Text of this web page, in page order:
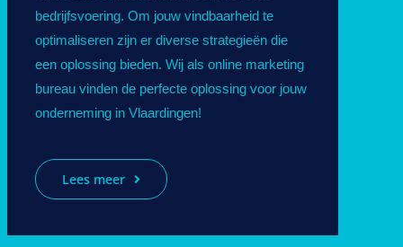
bedrijfsvoering. Om jouw vindbaarheid te
optimaliseren zijn er diverse strategieën die
een oplossing bieden. Wij als online marketing
bureau vinden de perfecte oplossing voor jouw
onderneming in Vlaardingen!
Lees meer